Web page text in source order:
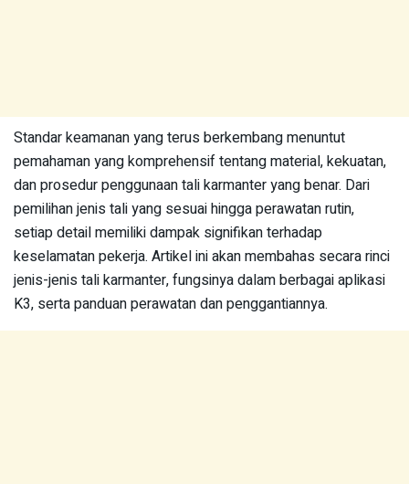
Standar keamanan yang terus berkembang menuntut
pemahaman yang komprehensif tentang material, kekuatan,
dan prosedur penggunaan tali karmanter yang benar. Dari
pemilihan jenis tali yang sesuai hingga perawatan rutin,
setiap detail memiliki dampak signifikan terhadap
keselamatan pekerja. Artikel ini akan membahas secara rinci
jenis-jenis tali karmanter, fungsinya dalam berbagai aplikasi
K3, serta panduan perawatan dan penggantiannya.